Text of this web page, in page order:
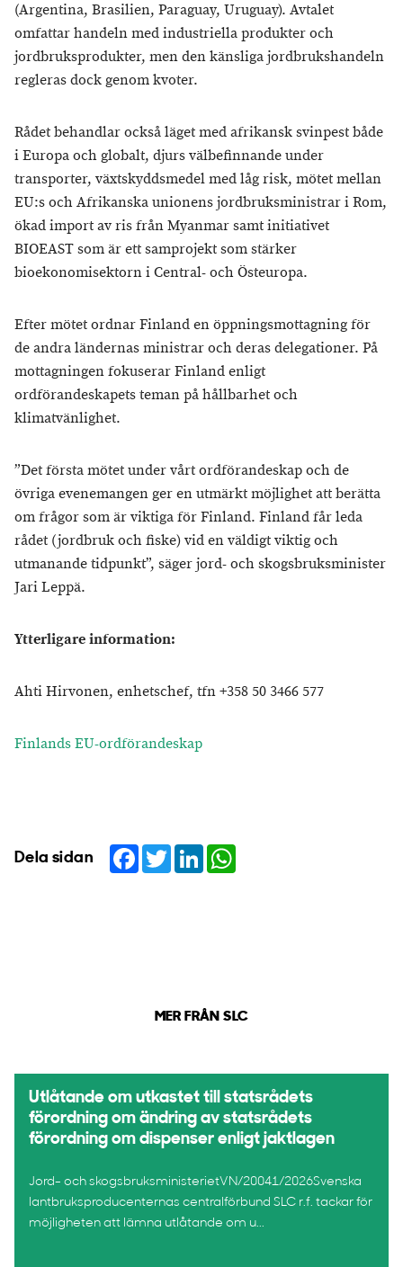
(Argentina, Brasilien, Paraguay, Uruguay). Avtalet
omfattar handeln med industriella produkter och
jordbruksprodukter, men den känsliga jordbrukshandeln
regleras dock genom kvoter.
Rådet behandlar också läget med afrikansk svinpest både
i Europa och globalt, djurs välbefinnande under
transporter, växtskyddsmedel med låg risk, mötet mellan
EU:s och Afrikanska unionens jordbruksministrar i Rom,
ökad import av ris från Myanmar samt initiativet
BIOEAST som är ett samprojekt som stärker
bioekonomisektorn i Central- och Östeuropa.
Efter mötet ordnar Finland en öppningsmottagning för
de andra ländernas ministrar och deras delegationer. På
mottagningen fokuserar Finland enligt
ordförandeskapets teman på hållbarhet och
klimatvänlighet.
”Det första mötet under vårt ordförandeskap och de
övriga evenemangen ger en utmärkt möjlighet att berätta
om frågor som är viktiga för Finland. Finland får leda
rådet (jordbruk och fiske) vid en väldigt viktig och
utmanande tidpunkt”, säger jord- och skogsbruksminister
Jari Leppä.
Ytterligare information:
Ahti Hirvonen, enhetschef, tfn +358 50 3466 577
Finlands EU-ordförandeskap
Dela sidan Facebook
TwitterLinkedIn
MER FRÅN SLC
Utlåtande om utkastet till statsrådets
förordning om ändring av statsrådets
förordning om dispenser enligt jaktlagen
Jord- och skogsbruksministerietVN/20041/2026Svenska
lantbruksproducenternas centralförbund SLC r.f. tackar för
möjligheten att lämna utlåtande om u...